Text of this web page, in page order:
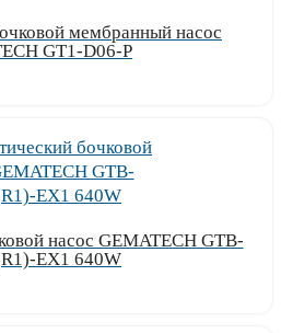
мембранный насос
GT1-D06-P
насос GEMATECH GTB-
EX1 640W